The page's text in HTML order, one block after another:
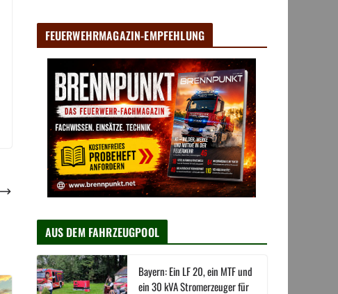
FEUERWEHRMAGAZIN-EMPFEHLUNG
AUS DEM FAHRZEUGPOOL
Bayern: Ein LF 20, ein MTF und
ein 30 kVA Stromerzeuger für